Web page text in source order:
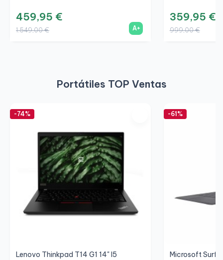
459,95 €
1.549,00 € A+
359,95 €
999,00 €
Portátiles TOP Ventas
-74%
Lenovo Thinkpad T14 G1 14" I5
-61%
Microsoft